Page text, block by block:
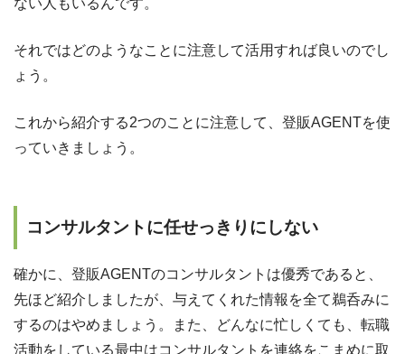
ない人もいるんです。
それではどのようなことに注意して活用すれば良いのでし
ょう。
これから紹介する2つのことに注意して、登販AGENTを使
っていきましょう。
コンサルタントに任せっきりにしない
確かに、登販AGENTのコンサルタントは優秀であると、
先ほど紹介しましたが、与えてくれた情報を全て鵜呑みに
するのはやめましょう。また、どんなに忙しくても、転職
活動をしている最中はコンサルタントを連絡をこまめに取